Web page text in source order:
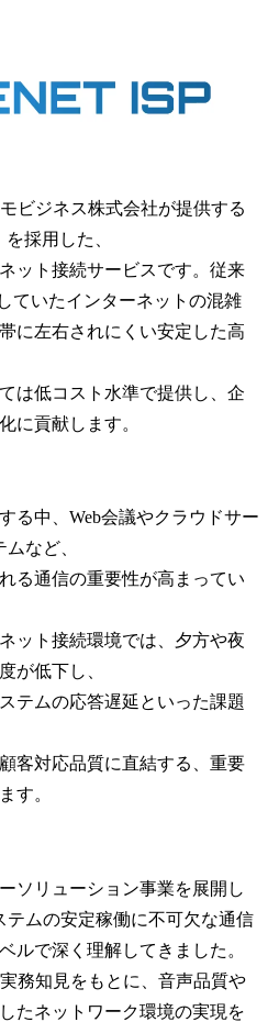
ビジネス株式会社が提供する
採用した、
ット接続サービスです。従来
ていたインターネットの混雑
に左右されにくい安定した高
は低コスト水準で提供し、企
に貢献します。
る中、Web会議やクラウドサー
など、
る通信の重要性が高まってい
ット接続環境では、夕方や夜
が低下し、
テムの応答遅延といった課題
客対応品質に直結する、重要
す。
ソリューション事業を展開し
テムの安定稼働に不可欠な通信
ルで深く理解してきました。
務知見をもとに、音声品質や
たネットワーク環境の実現を